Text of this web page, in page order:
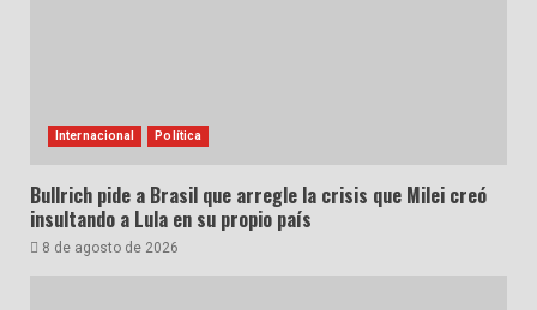
Internacional Política
Bullrich pide a Brasil que arregle la crisis que Milei creó
insultando a Lula en su propio país
8 de agosto de 2026